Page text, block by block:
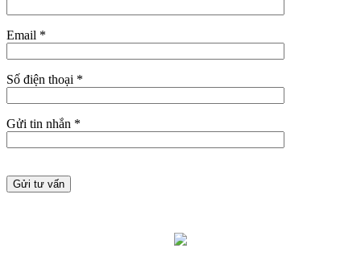
Email *
Số điện thoại *
Gửi tin nhắn *